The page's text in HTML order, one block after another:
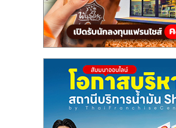
ไชส์,
รวม
แฟ